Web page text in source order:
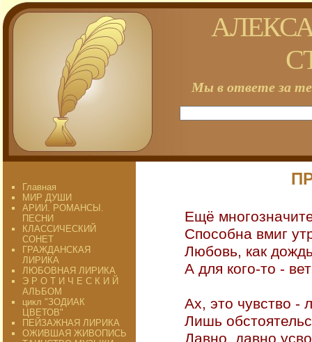
Мы в ответе за
Главная
МИР ДУШИ
АРИИ. РОМАНСЫ.
ПЕСНИ
КЛАССИЧЕСКИЙ
СОНЕТ
ГРАЖДАНСКАЯ
ЛИРИКА
ЛЮБОВНАЯ ЛИРИКА
Э Р О Т И Ч Е С К И Й
АЛЬБОМ
цикл "ЗОДИАК
ЦВЕТОВ"
ПЕЙЗАЖНАЯ ЛИРИКА
ОЖИВШАЯ ЖИВОПИСЬ
Ещё
Способна вмиг
Любовь, как
А для кого-то -
Ах, это чувство -
Лишь
Давно, давно